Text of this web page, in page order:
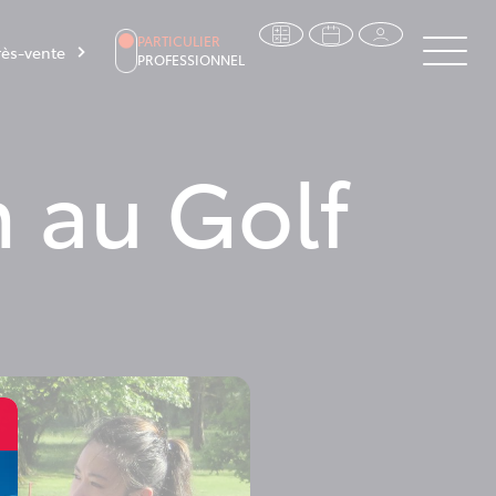
vente
PARTICULIER
PROFESSIONNEL
au Golf